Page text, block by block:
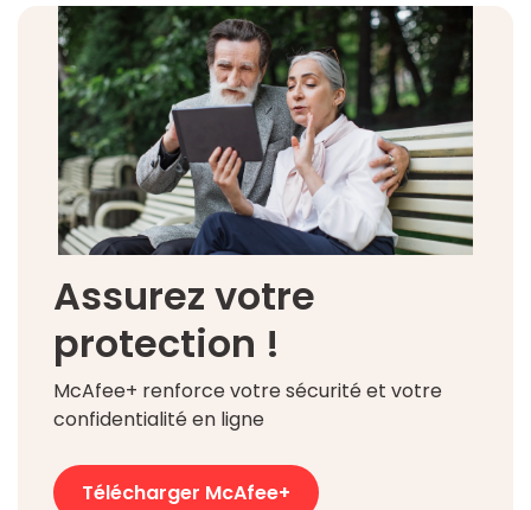
Assurez votre
protection !
McAfee+ renforce votre sécurité et votre
confidentialité en ligne
Télécharger McAfee+